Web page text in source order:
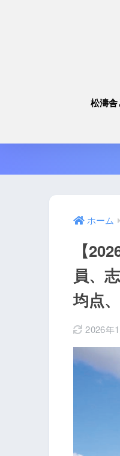
松濤舎
ホーム
【
員、
均点
2026年